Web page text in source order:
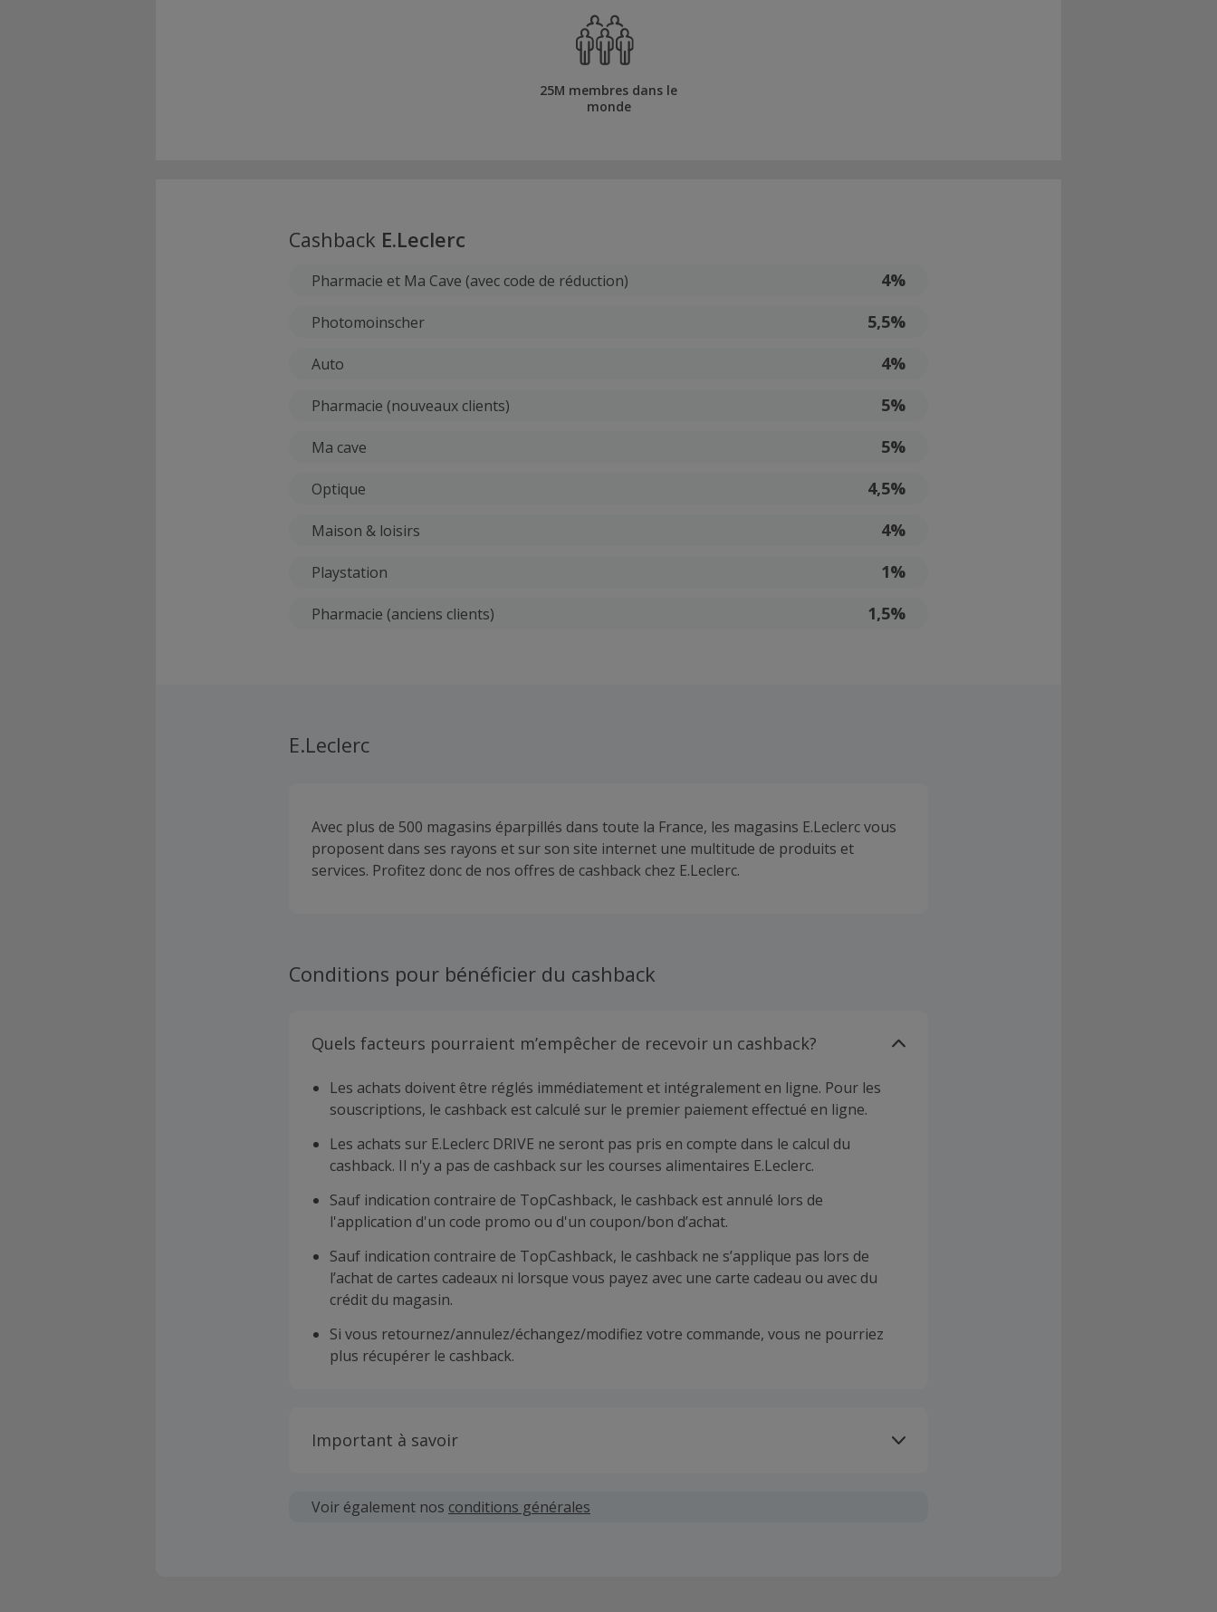
25M membres dans le
monde
Cashback E.Leclerc
Pharmacie et Ma Cave (avec code de réduction) 4%
Photomoinscher 5,5%
Auto 4%
Pharmacie (nouveaux clients) 5%
Ma cave 5%
Optique 4,5%
Maison & loisirs 4%
Playstation 1%
Pharmacie (anciens clients) 1,5%
E.Leclerc
Avec plus de 500 magasins éparpillés dans toute la France, les magasins E.Leclerc vous
proposent dans ses rayons et sur son site internet une multitude de produits et
services. Profitez donc de nos offres de cashback chez E.Leclerc.
Conditions pour bénéficier du cashback
Quels facteurs pourraient m’empêcher de recevoir un cashback?
Les achats doivent être réglés immédiatement et intégralement en ligne. Pour les
souscriptions, le cashback est calculé sur le premier paiement effectué en ligne.
Les achats sur E.Leclerc DRIVE ne seront pas pris en compte dans le calcul du
cashback. Il n'y a pas de cashback sur les courses alimentaires E.Leclerc.
Sauf indication contraire de TopCashback, le cashback est annulé lors de
l'application d'un code promo ou d'un coupon/bon d’achat.
Sauf indication contraire de TopCashback, le cashback ne s’applique pas lors de
l’achat de cartes cadeaux ni lorsque vous payez avec une carte cadeau ou avec du
crédit du magasin.
Si vous retournez/annulez/échangez/modifiez votre commande, vous ne pourriez
plus récupérer le cashback.
Important à savoir
soumises au plus tard dans les 100 jours qui suivent la date d'achat.
Voir également nos conditions générales